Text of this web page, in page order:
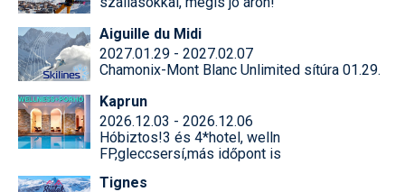
Aiguille du Midi
2027.01.29 - 2027.02.07
Chamonix-Mont Blanc Unlimited sítúra 01.29.
Kaprun
2026.12.03 - 2026.12.06
Hóbiztos!3 és 4*hotel, welln
FP,gleccsersí,más időpont is
Tignes